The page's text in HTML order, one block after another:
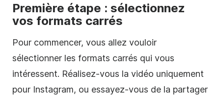
Première étape : sélectionnez
vos formats carrés
Pour commencer, vous allez vouloir
sélectionner les formats carrés qui vous
intéressent. Réalisez-vous la vidéo uniquement
pour Instagram, ou essayez-vous de la partager